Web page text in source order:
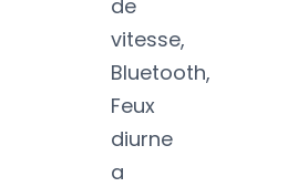
de
vitesse,
Bluetooth,
Feux
diurne
a